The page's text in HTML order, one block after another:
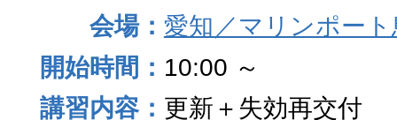
愛知／マリンポート
10:00 ～
更新＋失効再交付